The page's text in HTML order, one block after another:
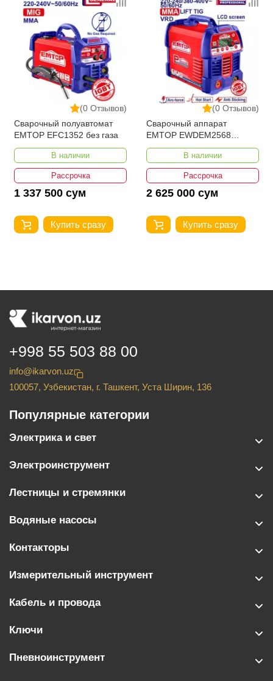
(0 Отзывов)
Сварочный полуавтомат
EMTOP EFC1352 без газа
В наличии
Рассрочка
1 337 500 сум
Купить сразу
(0 Отзывов)
Сварочный аппарат
EMTOP EWDEM2568
MMA/TIG Lift
В наличии
Рассрочка
2 625 000 сум
Купить сразу
+998 55 503 88 00
info@ikarvon.uz
100057, Узбекистан, г. Ташкент, Уста Ширин, 136
Популярные категории
Электрика и свет
Электроинструмент
Лестницы и стремянки
Водяные насосы
Контакторы
Измерительный инструмент
Кабель и провода
Ключи
Пневноинструмент